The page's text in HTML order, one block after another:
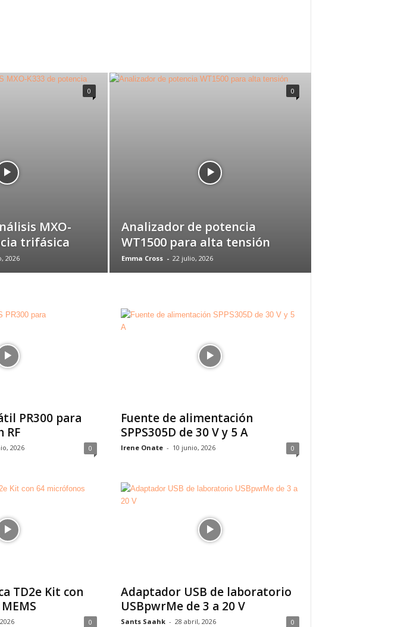
MXO-
trifásica
2026
0
Analizador de potencia
WT1500 para alta tensión
Emma Cross - 22 julio, 2026
0
PR300 para
RF
2026 0
Fuente de alimentación
SPPS305D de 30 V y 5 A
Irene Onate - 10 junio, 2026 0
TD2e Kit con
0
Adaptador USB de laboratorio
USBpwrMe de 3 a 20 V
Sants Saahk - 28 abril, 2026 0